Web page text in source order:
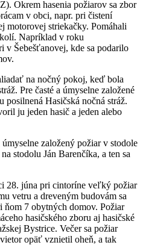
Okrem hasenia požiarov sa zbor
v obci, napr. pri čistení
motorovej striekačky. Pomáhali
Napríklad v roku
v Šebešťanovej, kde sa podarilo
na nočný pokoj, keď bola
Pre časté a úmyselne založené
Hasičská nočná stráž.
ju jeden hasič a jeden alebo
založený požiar v stodole
stodolu Ján Barenčíka, a ten sa
28. júna pri cintoríne veľký požiar
vetru a dreveným budovám sa
7 obytných domov. Požiar
hasičského zboru aj hasičské
Bystrice. Večer sa požiar
opäť vznietil oheň, a tak